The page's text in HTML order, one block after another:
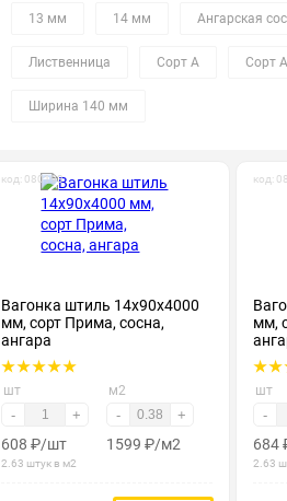
13 мм 14 мм Ангарская
Лиственница Сорт А Сорт
Ширина 140 мм
код: 080193
Вагонка штиль 14х90х4000
мм, сорт Прима, сосна,
ангара
шт
- +
608 ₽/шт
2.63 штук в м2
м2
- +
1599 ₽/м2
код:
мм,
шт
-
684
2.63